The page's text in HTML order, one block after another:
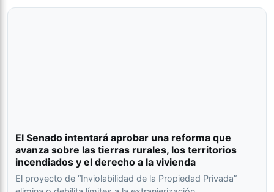
El Senado intentará aprobar una reforma que
avanza sobre las tierras rurales, los territorios
incendiados y el derecho a la vivienda
El proyecto de “Inviolabilidad de la Propiedad Privada”